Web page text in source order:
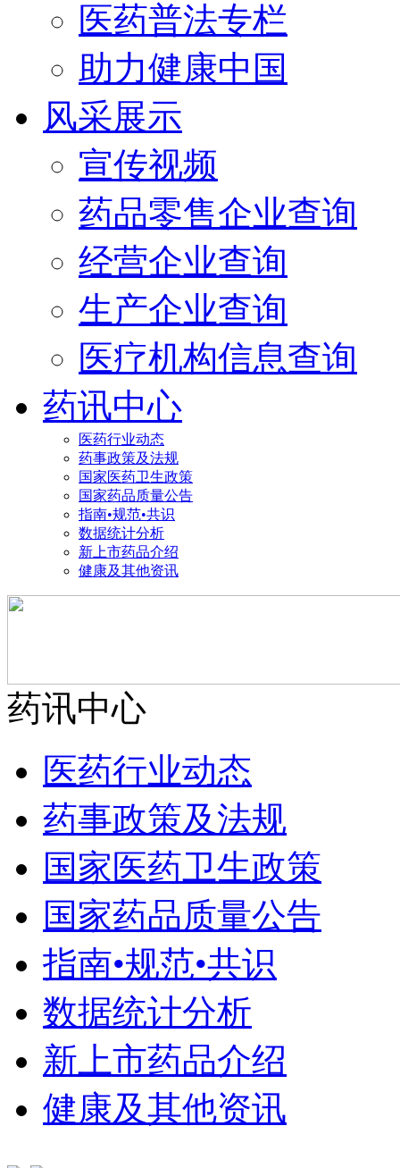
医药普法专栏
助力健康中国
风采展示
宣传视频
药品零售企业查询
经营企业查询
生产企业查询
医疗机构信息查询
药讯中心
医药行业动态
药事政策及法规
国家医药卫生政策
国家药品质量公告
指南•规范•共识
数据统计分析
新上市药品介绍
健康及其他资讯
药讯中心
医药行业动态
药事政策及法规
国家医药卫生政策
国家药品质量公告
指南•规范•共识
数据统计分析
新上市药品介绍
健康及其他资讯